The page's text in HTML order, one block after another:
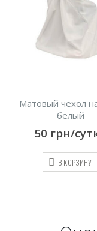
Матовый чехол
белый
50 грн/
В КОРЗИНУ